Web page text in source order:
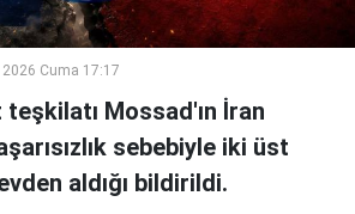
Cuma 17:17
Mossad'ın İran
sebebiyle iki üst
aldığı bildirildi.